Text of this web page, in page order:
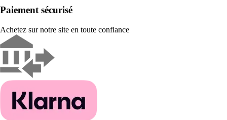
Paiement sécurisé
Achetez sur notre site en toute confiance